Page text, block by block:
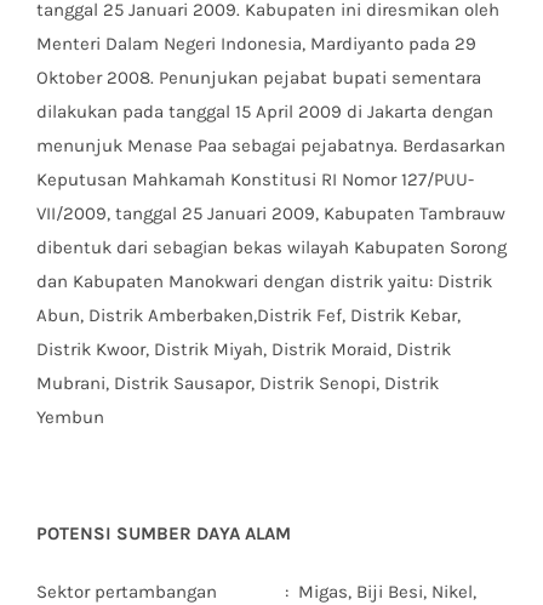
tanggal 25 Januari 2009. Kabupaten ini diresmikan oleh
Menteri Dalam Negeri Indonesia, Mardiyanto pada 29
Oktober 2008. Penunjukan pejabat bupati sementara
dilakukan pada tanggal 15 April 2009 di Jakarta dengan
menunjuk Menase Paa sebagai pejabatnya. Berdasarkan
Keputusan Mahkamah Konstitusi RI Nomor 127/PUU-
VII/2009, tanggal 25 Januari 2009, Kabupaten Tambrauw
dibentuk dari sebagian bekas wilayah Kabupaten Sorong
dan Kabupaten Manokwari dengan distrik yaitu: Distrik
Abun, Distrik Amberbaken,Distrik Fef, Distrik Kebar,
Distrik Kwoor, Distrik Miyah, Distrik Moraid, Distrik
Mubrani, Distrik Sausapor, Distrik Senopi, Distrik
Yembun
POTENSI SUMBER DAYA ALAM
Sektor pertambangan : Migas, Biji Besi, Nikel,